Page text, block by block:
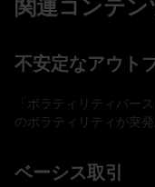
関連コンテン
不安定なアウト
「ボラティリティバー
のボラティリティが突
引き起こされます。こ
量の急増につながり、
ベーシス取引